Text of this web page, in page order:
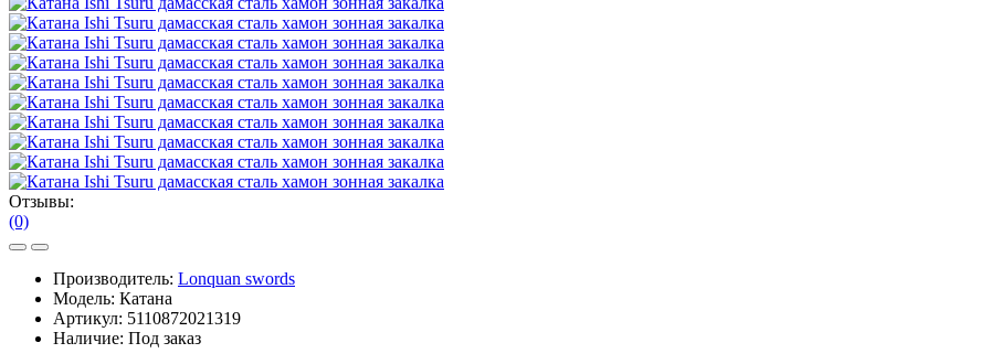
Отзывы:
(0)
Производитель: Lonquan swords
Модель: Катана
Артикул: 5110872021319
Наличие: Под заказ